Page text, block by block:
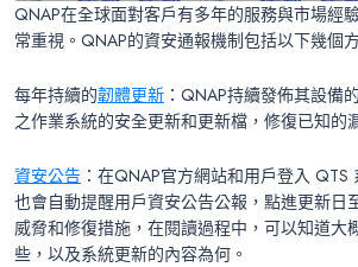
QNAP在全球面對客戶有多年的服務與市場經
常重視。QNAP的資安通報機制包括以下幾個
每年持續的韌體更新 ：QNAP持續發佈其設備
之作業系統的安全更新和更新檔，修復已知的
資安公告 ：在QNAP官方網站和用戶登入 QTS
也會自動提醒用戶資安公告公報，點進更新日
威脅和修復措施，在閱讀過程中，可以知道大
些，以及系統更新的內容為何。